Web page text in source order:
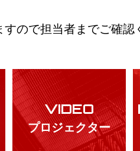
ので担当者までご確認
VIDEO
プロジェクター